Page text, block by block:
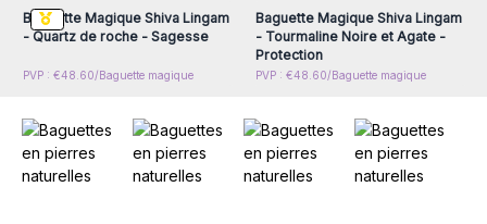
Baguette Magique Shiva Lingam
- Quartz de roche - Sagesse
PVP : €48.60/Baguette magique
Baguette Magique Shiva Lingam
- Tourmaline Noire et Agate -
Protection
PVP : €48.60/Baguette magique